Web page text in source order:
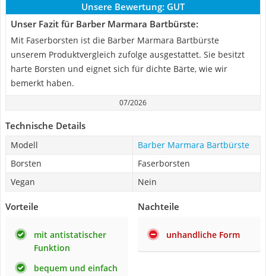
Unsere Bewertung: GUT
Unser Fazit für Barber Marmara Bartbürste:
Mit Faserborsten ist die Barber Marmara Bartbürste
unserem Produktvergleich zufolge ausgestattet. Sie besitzt
harte Borsten und eignet sich für dichte Bärte, wie wir
bemerkt haben.
07/2026
Technische Details
Modell
Barber Marmara Bartbürste
Borsten
Faserborsten
Vegan
Nein
Vorteile
mit antistatischer
Funktion
bequem und einfach
Nachteile
unhandliche Form